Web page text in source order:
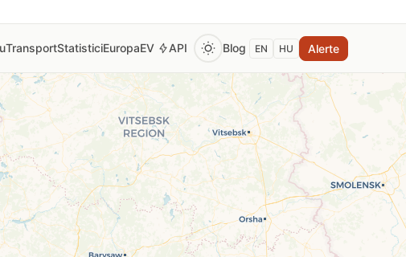
TransportStatisticiEuropaEV API Blog EN HU Alerte
pin pentru a vedea prețul curent al benzinei, motorinei și GPL.
automat la fiecare 2 ore din surse oficiale verificate